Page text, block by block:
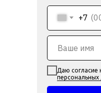
+7
Даю согласие
персональных